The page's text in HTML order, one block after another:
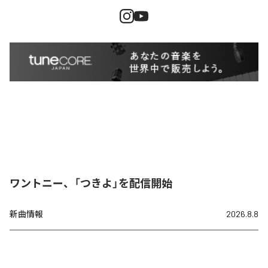
ワントニー、「つきよ」を配信開始
新曲情報 2026.8.8